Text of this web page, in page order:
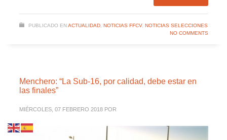
PUBLICADO EN ACTUALIDAD, NOTICIAS FFCV, NOTICIAS SELECCIONES
NO COMMENTS
Menchero: “La Sub-16, por calidad, debe estar en
las finales”
MIÉRCOLES, 07 FEBRERO 2018 POR